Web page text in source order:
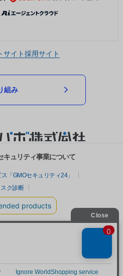
サイト採用サイト
組み
キュリティ事業について
「GMOセキュリティ24」
ク診断
ュリティ byイエラエ）